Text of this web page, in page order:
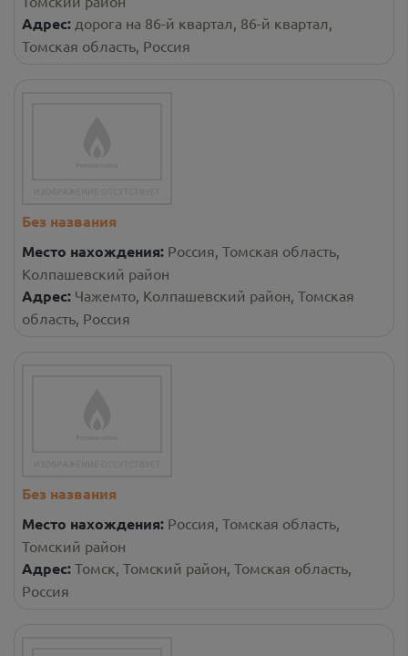
Адрес: дорога на 86-й квартал, 86-й квартал,
Томская область, Россия
Без названия
Место нахождения: Россия, Томская область,
Колпашевский район
Адрес: Чажемто, Колпашевский район, Томская
область, Россия
Без названия
Место нахождения: Россия, Томская область,
Томский район
Адрес: Томск, Томский район, Томская область,
Россия